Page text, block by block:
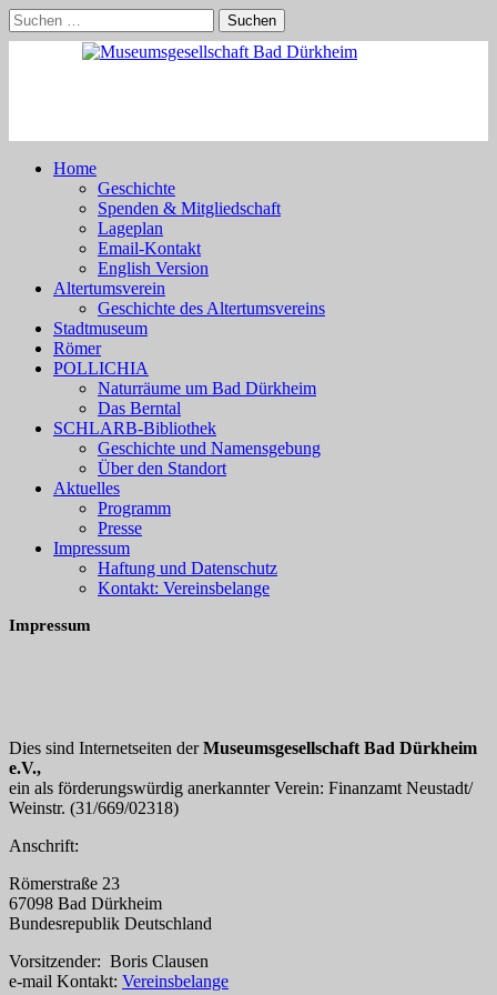
Skip
to
Suchen
nach:
Home
Geschichte
Spenden & Mitgliedschaft
Lageplan
Email-Kontakt
English Version
Altertumsverein
Geschichte des Altertumsvereins
Stadtmuseum
Römer
POLLICHIA
Naturräume um Bad Dürkheim
Das Berntal
SCHLARB-Bibliothek
Geschichte und Namensgebung
Über den Standort
Aktuelles
Programm
Presse
Impressum
Haftung und Datenschutz
Kontakt: Vereinsbelange
Impressum
Dies sind Internetseiten derMuseumsgesellschaft Bad Dürkheim
e.V.,
ein als förderungswürdig anerkannter Verein: Finanzamt Neustadt/
Weinstr. (31/669/02318)
Anschrift:
Römerstraße 23
67098 Bad Dürkheim
Bundesrepublik Deutschland
Vorsitzender: Boris Clausen
e-mail Kontakt: Vereinsbelange